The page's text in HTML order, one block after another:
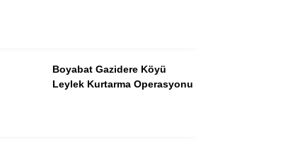
Boyabat Gazidere Köyü
Leylek Kurtarma Operasyonu